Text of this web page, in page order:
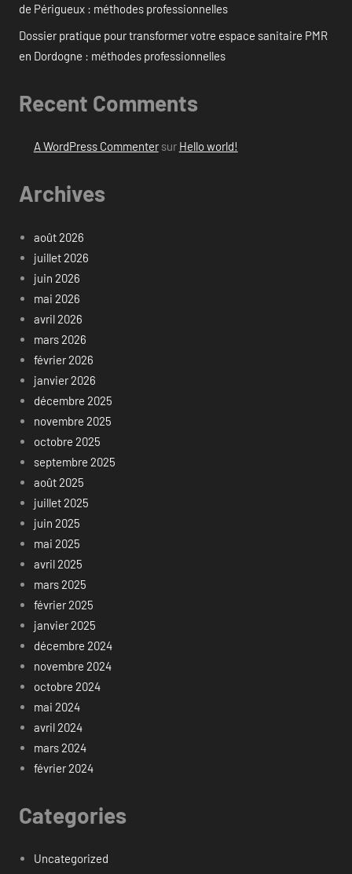
de Périgueux : méthodes professionnelles
Dossier pratique pour transformer votre espace sanitaire PMR
en Dordogne : méthodes professionnelles
Recent Comments
A WordPress Commentersur Hello world!
Archives
août 2026
juillet 2026
juin 2026
mai 2026
avril 2026
mars 2026
février 2026
janvier 2026
décembre 2025
novembre 2025
octobre 2025
septembre 2025
août 2025
juillet 2025
juin 2025
mai 2025
avril 2025
mars 2025
février 2025
janvier 2025
décembre 2024
novembre 2024
octobre 2024
mai 2024
avril 2024
mars 2024
février 2024
Categories
Uncategorized